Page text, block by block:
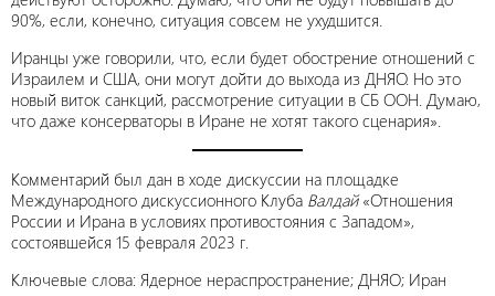
90%, если, конечно, ситуация совсем не ухудшится.
Иранцы уже говорили, что, если будет обострение отношений с
Израилем и США, они могут дойти до выхода из ДНЯО. Но это
новый виток санкций, рассмотрение ситуации в СБ ООН. Думаю,
что даже консерваторы в Иране не хотят такого сценария».
Комментарий был дан в ходе дискуссии на площадке
Международного дискуссионного Клуба Валдай«Отношения
России и Ирана в условиях противостояния с Западом»,
состоявшейся 15 февраля 2023 г.
Ключевые слова: Ядерное нераспространение; ДНЯО; Иран